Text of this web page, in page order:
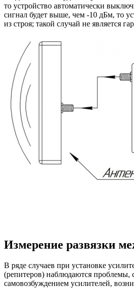
то устройство автоматически
сигнал будет выше, чем -10 дБм, то
из строя; такой случай не является
Измерение развязки
В ряде случаев при установке
(репитеров) наблюдаются проблемы,
самовозбуждением усилителей,